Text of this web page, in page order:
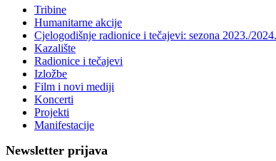
Tribine
Humanitarne akcije
Cjelogodišnje radionice i tečajevi: sezona 2023./2024.
Kazalište
Radionice i tečajevi
Izložbe
Film i novi mediji
Koncerti
Projekti
Manifestacije
Newsletter prijava